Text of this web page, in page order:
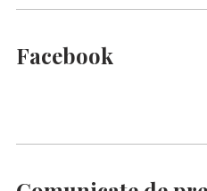
Facebook